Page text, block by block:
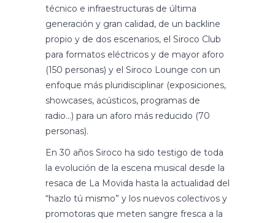
técnico e infraestructuras de última
generación y gran calidad, de un backline
propio y de dos escenarios, el Siroco Club
para formatos eléctricos y de mayor aforo
(150 personas) y el Siroco Lounge con un
enfoque más pluridisciplinar (exposiciones,
showcases, acústicos, programas de
radio…) para un aforo más reducido (70
personas).
En 30 años Siroco ha sido testigo de toda
la evolución de la escena musical desde la
resaca de La Movida hasta la actualidad del
“hazlo tú mismo” y los nuevos colectivos y
promotoras que meten sangre fresca a la